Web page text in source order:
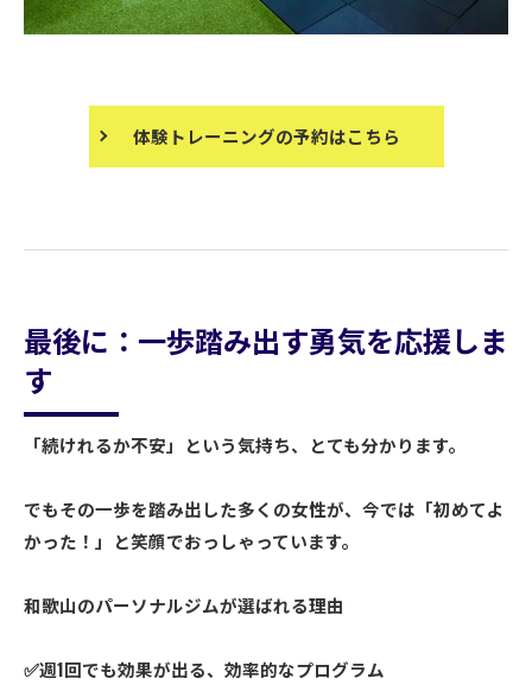
体験トレーニングの予約はこちら
最後に：一歩踏み出す勇気を応援しま
す
「続けれるか不安」という気持ち、とても分かります。
でもその一歩を踏み出した多くの女性が、今では「初めてよ
かった！」と笑顔でおっしゃっています。
和歌山のパーソナルジムが選ばれる理由
✅週1回でも効果が出る、効率的なプログラム